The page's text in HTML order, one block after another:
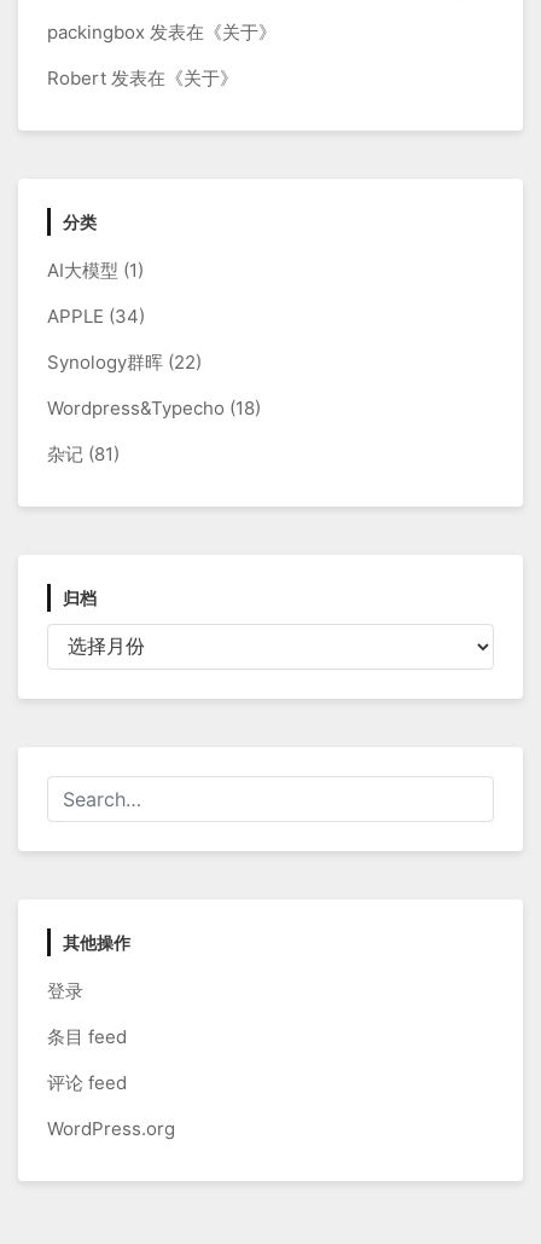
packingbox 发表在《关于》
Robert 发表在《关于》
分类
AI大模型 (1)
APPLE (34)
Synology群晖 (22)
Wordpress&Typecho (18)
杂记 (81)
归档
档
其他操作
登录
条目 feed
评论 feed
WordPress.org